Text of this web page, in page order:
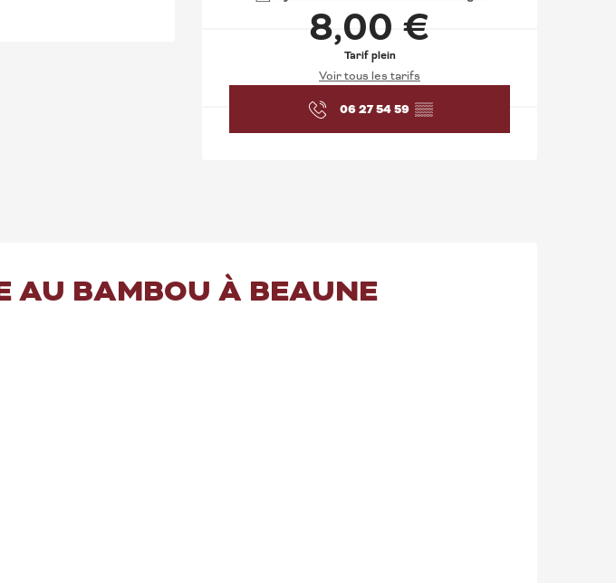
8,00 €
Tarif plein
Voir tous les tarifs
06 27 54 59 ▒▒
AU BAMBOU À BEAUNE